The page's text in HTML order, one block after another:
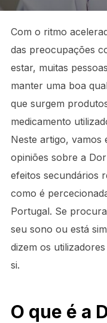
on
Com o ritmo
das preocupações
estar, muitas
manter uma boa
que surgem
medicamento
Neste artigo, vamos
opiniões sobre a
efeitos secundários
como é
Portugal. Se
seu sono ou está
dizem os
si.
O que é a